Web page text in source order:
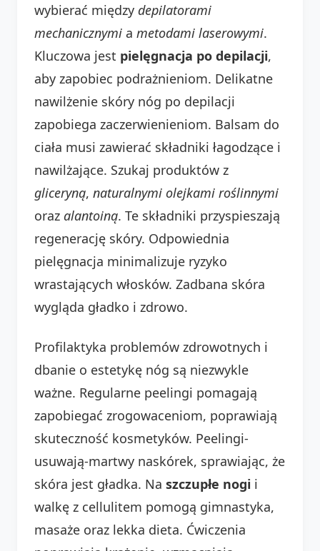
wybierać między depilatorami
mechanicznymi a metodami laserowymi.
Kluczowa jest pielęgnacja po depilacji,
aby zapobiec podrażnieniom. Delikatne
nawilżenie skóry nóg po depilacji
zapobiega zaczerwienieniom. Balsam do
ciała musi zawierać składniki łagodzące i
nawilżające. Szukaj produktów z
gliceryną, naturalnymi olejkami roślinnymi
oraz alantoiną. Te składniki przyspieszają
regenerację skóry. Odpowiednia
pielęgnacja minimalizuje ryzyko
wrastających włosków. Zadbana skóra
wygląda gładko i zdrowo.
Profilaktyka problemów zdrowotnych i
dbanie o estetykę nóg są niezwykle
ważne. Regularne peelingi pomagają
zapobiegać zrogowaceniom, poprawiają
skuteczność kosmetyków. Peelingi-
usuwają-martwy naskórek, sprawiając, że
skóra jest gładka. Na szczupłe nogi i
walkę z cellulitem pomogą gimnastyka,
masaże oraz lekka dieta. Ćwiczenia